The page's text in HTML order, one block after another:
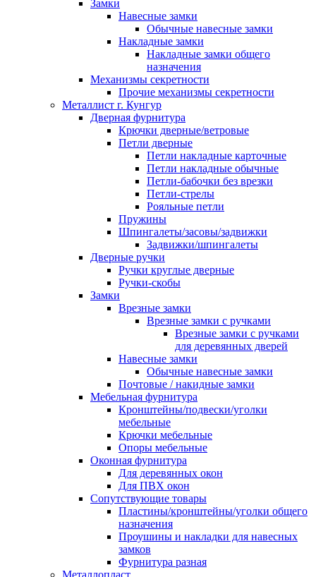
Замки
Навесные замки
Обычные навесные замки
Накладные замки
Накладные замки общего
назначения
Механизмы секретности
Прочие механизмы секретности
Металлист г. Кунгур
Дверная фурнитура
Крючки дверные/ветровые
Петли дверные
Петли накладные карточные
Петли накладные обычные
Петли-бабочки без врезки
Петли-стрелы
Рояльные петли
Пружины
Шпингалеты/засовы/задвижки
Задвижки/шпингалеты
Дверные ручки
Ручки круглые дверные
Ручки-скобы
Замки
Врезные замки
Врезные замки с ручками
Врезные замки с ручками
для деревянных дверей
Навесные замки
Обычные навесные замки
Почтовые / накидные замки
Мебельная фурнитура
Кронштейны/подвески/уголки
мебельные
Крючки мебельные
Опоры мебельные
Оконная фурнитура
Для деревянных окон
Для ПВХ окон
Сопутствующие товары
Пластины/кронштейны/уголки общего
назначения
Проушины и накладки для навесных
замков
Фурнитура разная